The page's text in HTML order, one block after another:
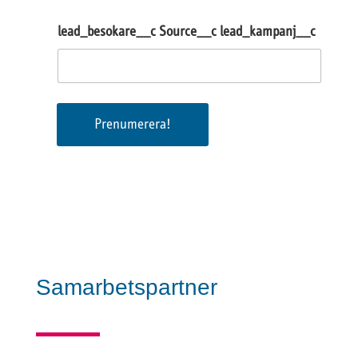
a
v
e
s
n
*
lead_besokare__c Source__c lead_kampanj__c
Prenumerera!
Samarbetspartner